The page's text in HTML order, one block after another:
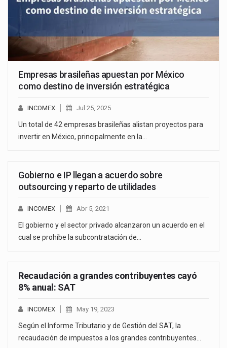
Empresas brasileñas apuestan por México
como destino de inversión estratégica
INCOMEX Jul 25, 2025
Un total de 42 empresas brasileñas alistan proyectos para
invertir en México, principalmente en la…
Gobierno e IP llegan a acuerdo sobre
outsourcing y reparto de utilidades
INCOMEX Abr 5, 2021
El gobierno y el sector privado alcanzaron un acuerdo en el
cual se prohíbe la subcontratación de…
Recaudación a grandes contribuyentes cayó
8% anual: SAT
INCOMEX May 19, 2023
Según el Informe Tributario y de Gestión del SAT, la
recaudación de impuestos a los grandes contribuyentes…